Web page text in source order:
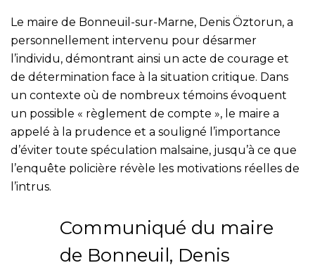
Le maire de Bonneuil-sur-Marne, Denis Öztorun, a
personnellement intervenu pour désarmer
l’individu, démontrant ainsi un acte de courage et
de détermination face à la situation critique. Dans
un contexte où de nombreux témoins évoquent
un possible « règlement de compte », le maire a
appelé à la prudence et a souligné l’importance
d’éviter toute spéculation malsaine, jusqu’à ce que
l’enquête policière révèle les motivations réelles de
l’intrus.
Communiqué du maire
de Bonneuil, Denis